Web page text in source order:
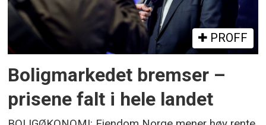
PROFF
Boligmarkedet bremser –
prisene falt i hele landet